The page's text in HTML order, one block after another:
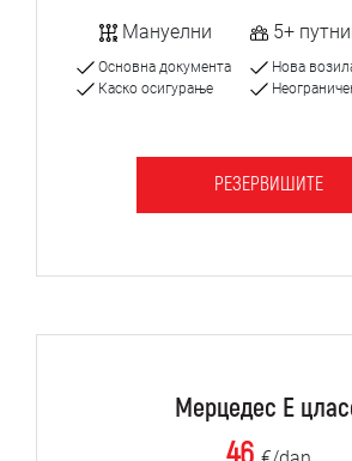
Мануелни 5+
Основна документа
Каско осигурање
Нова
РЕЗЕРВИШИТЕ
Мерцедес Е